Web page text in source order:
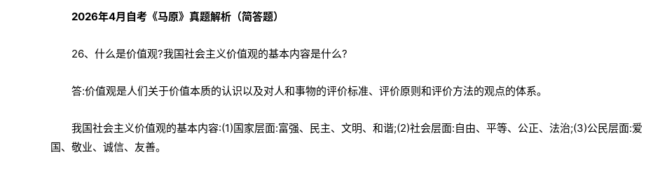
2026年4月自考《马原》真题解析（简答题）
26、什么是价值观?我国社会主义价值观的基本内容是什么?
答:价值观是人们关于价值本质的认识以及对人和事物的评价标准、评价原则和评价方法的观点的体系。
我国社会主义价值观的基本内容:(1)国家层面:富强、民主、文明、和谐;(2)社会层面:自由、平等、公正、法治;(3)公民层面:爱
国、敬业、诚信、友善。